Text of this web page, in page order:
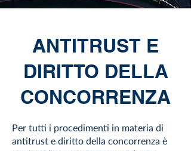
ANTITRUST E
DIRITTO DELLA
CONCORRENZA
Per tutti i procedimenti in materia di
antitrust e diritto della concorrenza è